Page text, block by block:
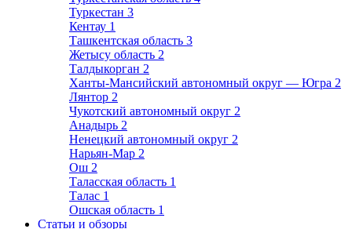
Туркестан 3
Кентау 1
Ташкентская область 3
Жетысу область 2
Талдыкорган 2
Ханты-Мансийский автономный округ — Югра 2
Лянтор 2
Чукотский автономный округ 2
Анадырь 2
Ненецкий автономный округ 2
Нарьян-Мар 2
Ош 2
Таласская область 1
Талас 1
Ошская область 1
Статьи и обзоры